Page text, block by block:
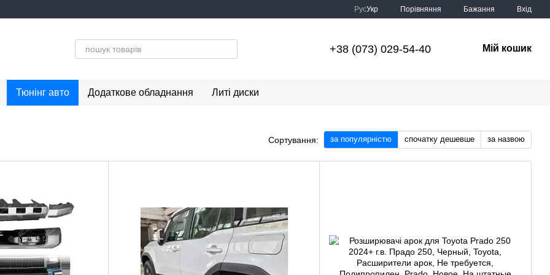
РусУкр Порівняння Бажання Вхід
+38 (073) 029-54-40 Мій кошик
Тюнінг авто Додаткове обладнання Литі диски
Сортування: за популярністю спочатку дешевше за назвою